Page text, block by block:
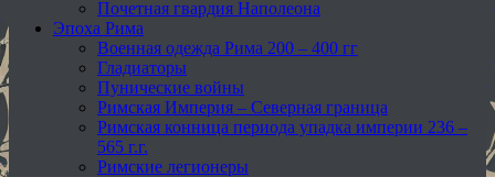
Почетная гвардия Наполеона
Эпоха Рима
Военная одежда Рима 200 – 400 гг
Гладиаторы
Пунические войны
Римская Империя – Северная граница
Римская конница периода упадка империи 236 –
565 г.г.
Римские легионеры